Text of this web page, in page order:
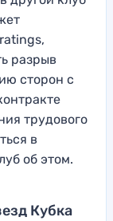
разрыв
сторон с
трудового
в
об этом.
Кубка